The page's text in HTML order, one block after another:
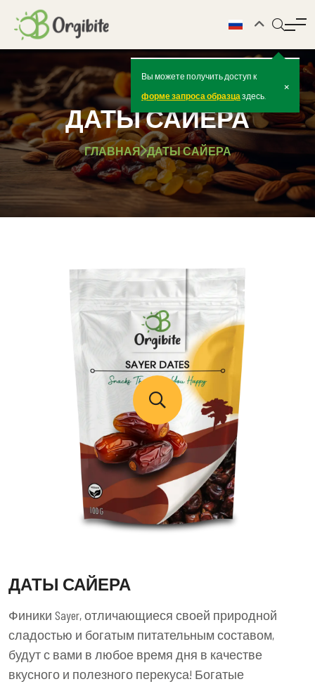
Вы можете получить доступ к
форме запроса образца здесь.
×
ДАТЫ САЙЕРА
ГЛАВНАЯ ДАТЫ САЙЕРА
ДАТЫ САЙЕРА
Финики Sayer, отличающиеся своей природной
сладостью и богатым питательным составом,
будут с вами в любое время дня в качестве
вкусного и полезного перекуса! Богатые